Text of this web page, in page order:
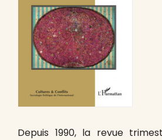
Depuis 1990, la revue